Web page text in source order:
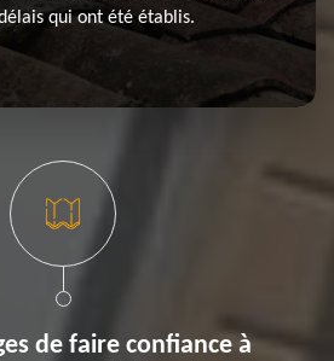
qui ont été établis.
de faire confiance à